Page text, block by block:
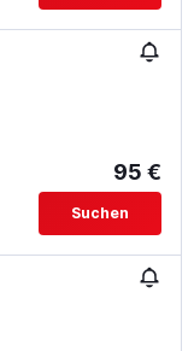
95 €
Suchen